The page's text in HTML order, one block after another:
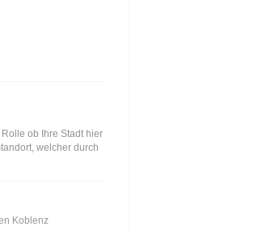
ob Ihre Stadt hier
welcher durch
Koblenz